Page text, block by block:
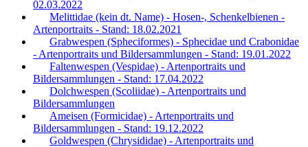
02.03.2022
Melittidae (kein dt. Name) - Hosen-, Schenkelbienen -
Artenportraits - Stand: 18.02.2021
Grabwespen (Spheciformes) - Sphecidae und Crabonidae
- Artenportraits und Bildersammlungen - Stand: 19.01.2022
Faltenwespen (Vespidae) - Artenportraits und
Bildersammlungen - Stand: 17.04.2022
Dolchwespen (Scoliidae) - Artenportraits und
Bildersammlungen
Ameisen (Formicidae) - Artenportraits und
Bildersammlungen - Stand: 19.12.2022
Goldwespen (Chrysididae) - Artenportraits und